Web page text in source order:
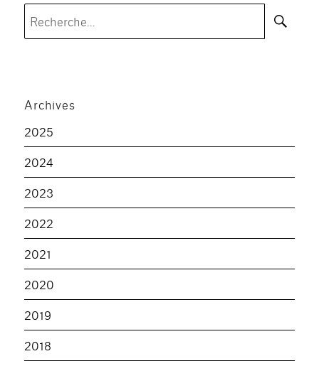
Archives
2025
2024
2023
2022
2021
2020
2019
2018